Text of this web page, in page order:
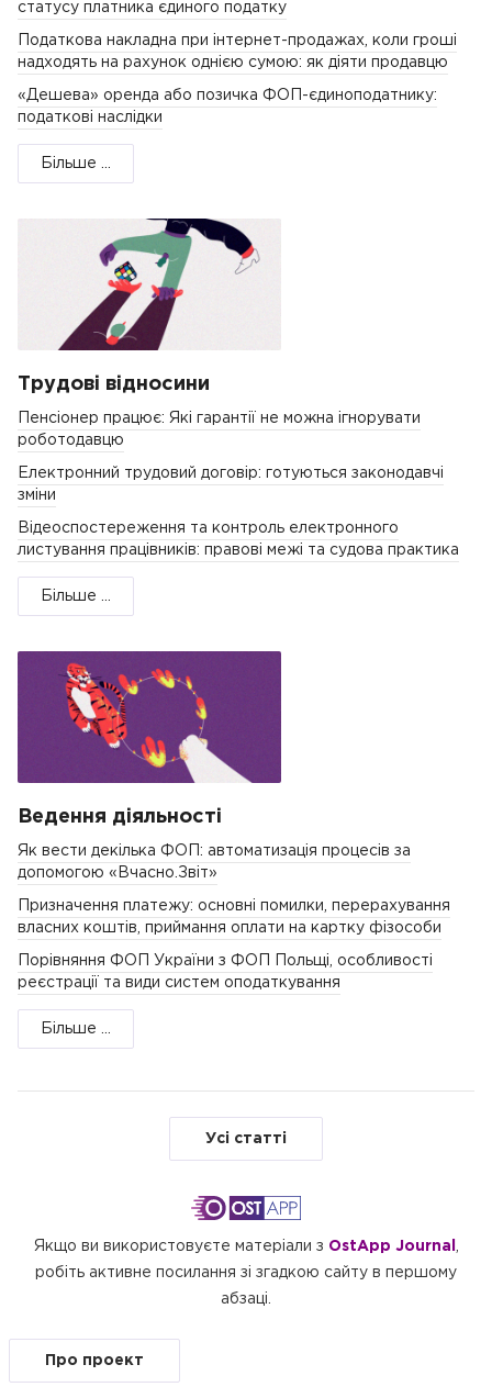
статусу платника єдиного податку
Податкова накладна при інтернет-продажах, коли гроші
надходять на рахунок однією сумою: як діяти продавцю
«Дешева» оренда або позичка ФОП-єдиноподатнику:
податкові наслідки
Більше ...
Трудові відносини
Пенсіонер працює: Які гарантії не можна ігнорувати
роботодавцю
Електронний трудовий договір: готуються законодавчі
зміни
Відеоспостереження та контроль електронного
листування працівників: правові межі та судова практика
Більше ...
Ведення діяльності
Як вести декілька ФОП: автоматизація процесів за
допомогою «Вчасно.Звіт»
Призначення платежу: основні помилки, перерахування
власних коштів, приймання оплати на картку фізособи
Порівняння ФОП України з ФОП Польщі, особливості
реєстрації та види систем оподаткування
Більше ...
Усі статті
Якщо ви використовуєте матеріали з OstApp Journal
робіть активне посилання зі згадкою сайту в першому
абзаці.
Про проект